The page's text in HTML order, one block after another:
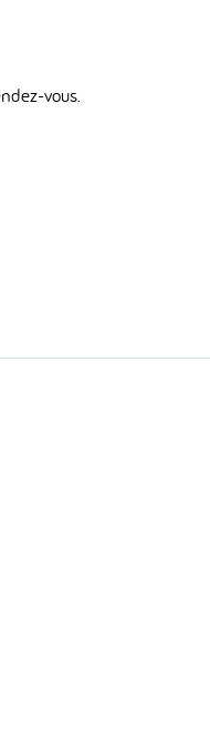
vous.